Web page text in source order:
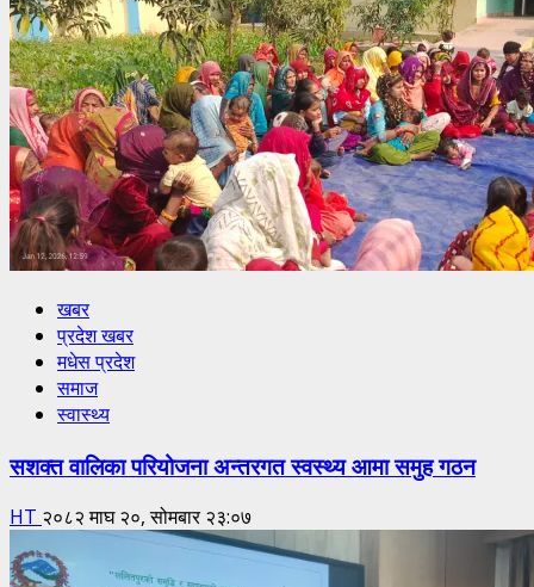
खबर
प्रदेश खबर
मधेस प्रदेश
समाज
स्वास्थ्य
सशक्त वालिका परियोजना अन्तरगत स्वस्थ्य आमा समुह गठन
HT २०८२ माघ २०, सोमबार २३:०७